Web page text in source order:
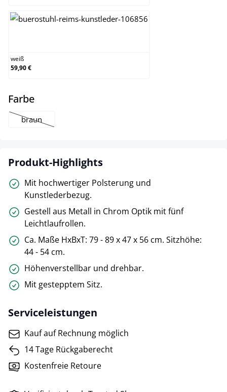
weiß
59,90 €
Farbeauswählen
braun
(Diese Option ist zurzeit nicht verfügbar.)
Produkt-Highlights
Mit hochwertiger Polsterung und
Kunstlederbezug.
Gestell aus Metall in Chrom Optik mit fünf
Leichtlaufrollen.
Ca. Maße HxBxT: 79 - 89 x 47 x 56 cm. Sitzhöhe:
44 - 54 cm.
Höhenverstellbar und drehbar.
Mit gestepptem Sitz.
Serviceleistungen
Kauf auf Rechnung möglich
14 Tage Rückgaberecht
Kostenfreie Retoure